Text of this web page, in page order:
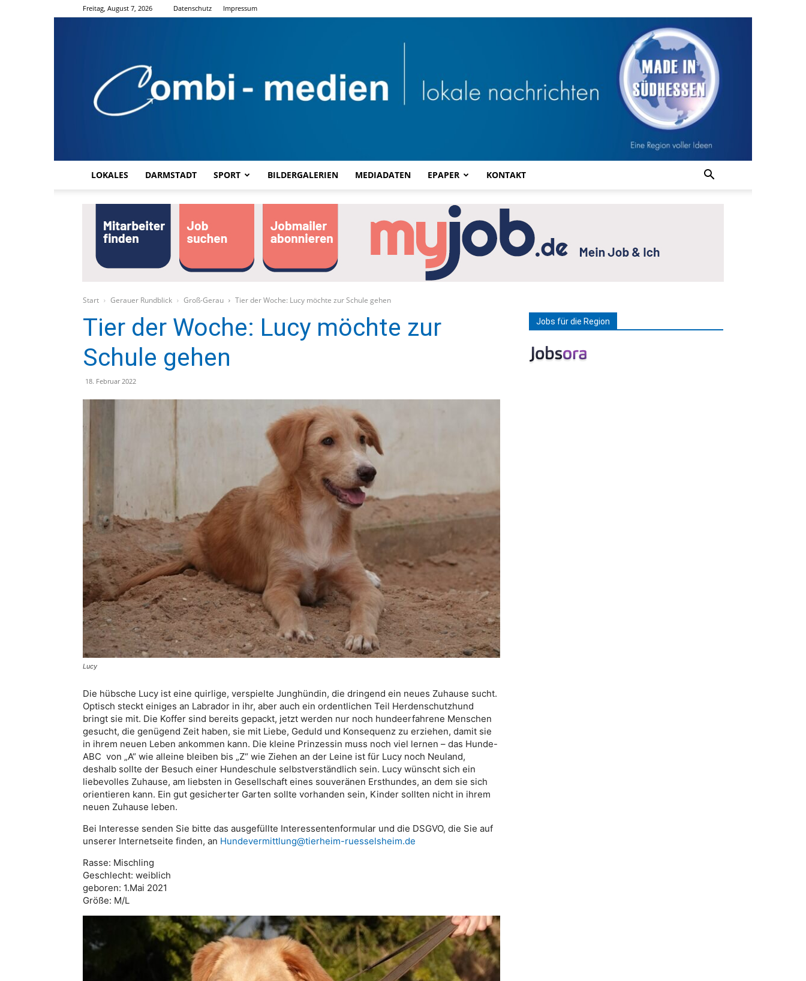
Freitag, August 7, 2026 Datenschutz Impressum
LOKALES DARMSTADT SPORT BILDERGALERIEN MEDIADATEN EPAPER KONTAKT
Start Gerauer Rundblick Groß-Gerau Tier der Woche: Lucy möchte zur Schule gehen
Tier der Woche: Lucy möchte zur
Schule gehen
18. Februar 2022
Lucy
Die hübsche Lucy ist eine quirlige, verspielte Junghündin, die dringend ein neues Zuhause sucht.
Optisch steckt einiges an Labrador in ihr, aber auch ein ordentlichen Teil Herdenschutzhund
bringt sie mit. Die Koffer sind bereits gepackt, jetzt werden nur noch hundeerfahrene Menschen
gesucht, die genügend Zeit haben, sie mit Liebe, Geduld und Konsequenz zu erziehen, damit sie
in ihrem neuen Leben ankommen kann. Die kleine Prinzessin muss noch viel lernen – das Hunde-
ABC von „A“ wie alleine bleiben bis „Z“ wie Ziehen an der Leine ist für Lucy noch Neuland,
deshalb sollte der Besuch einer Hundeschule selbstverständlich sein. Lucy wünscht sich ein
liebevolles Zuhause, am liebsten in Gesellschaft eines souveränen Ersthundes, an dem sie sich
orientieren kann. Ein gut gesicherter Garten sollte vorhanden sein, Kinder sollten nicht in ihrem
neuen Zuhause leben.
Bei Interesse senden Sie bitte das ausgefüllte Interessentenformular und die DSGVO, die Sie auf
unserer Internetseite finden, an Hundevermittlung@tierheim-ruesselsheim.de
Rasse: Mischling
Geschlecht: weiblich
geboren: 1.Mai 2021
Größe: M/L
Jobs für die Region